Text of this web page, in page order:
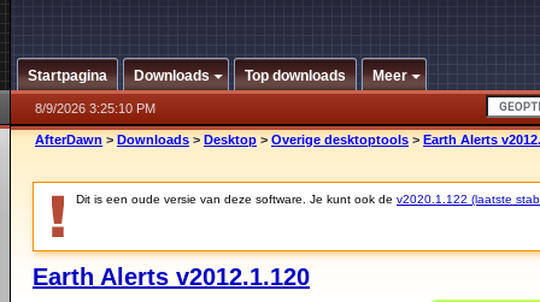
Startpagina Downloads Top downloads Meer
8/9/2026 3:25:10 PM
AfterDawn > Downloads > Desktop > Overige desktoptools > Earth Alerts
Dit is een oude versie van deze software. Je kunt ook de v2020.1.122 (laatste
Earth Alerts v2012.1.120